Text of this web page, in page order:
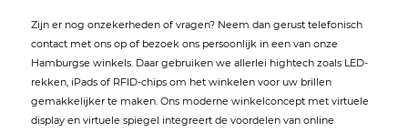
Zijn er nog onzekerheden of vragen? Neem dan gerust telefonisch
contact met ons op of bezoek ons persoonlijk in een van onze
Hamburgse winkels. Daar gebruiken we allerlei hightech zoals LED-
rekken, iPads of RFID-chips om het winkelen voor uw brillen
gemakkelijker te maken. Ons moderne winkelconcept met virtuele
display en virtuele spiegel integreert de voordelen van online